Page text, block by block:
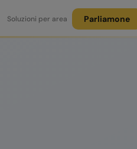
Soluzioni per area Parliamone